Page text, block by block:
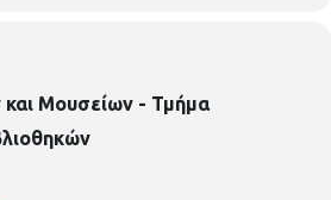
Μουσείων - Τμήμα